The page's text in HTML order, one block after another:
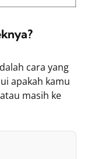
cara yang
apakah kamu
masih ke